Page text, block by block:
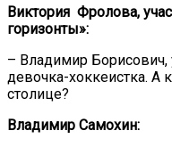
Виктория Фролова,
горизонты»:
– Владимир Борисович,
девочка-хоккеистка. А
столице?
Владимир Самохин: